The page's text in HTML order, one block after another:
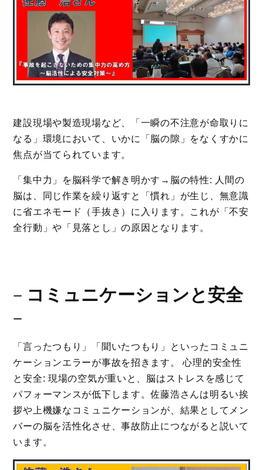
建設現場や製造現場など、「一瞬の不注意が命取りに
なる」環境において、いかに「脳の隙」をなくすかに
焦点が当てられています。
「集中力」を脳科学で解き明かす→脳の特性: 人間の
脳は、同じ作業を繰り返すと「慣れ」が生じ、無意識
に省エネモード（手抜き）に入ります。これが「不安
全行動」や「見落とし」の原因となります。
－ コミュニケーションと安全
－
「言ったつもり」「聞いたつもり」といったコミュニ
ケーションエラーが事故を招きます。 心理的安全性
と安全: 現場の空気が重いと、脳はストレスを感じて
パフォーマンスが低下します。佐藤浩さんは明るい挨
拶や上機嫌なコミュニケーションが、結果としてメン
バーの脳を活性化させ、事故防止につながると説いて
います。